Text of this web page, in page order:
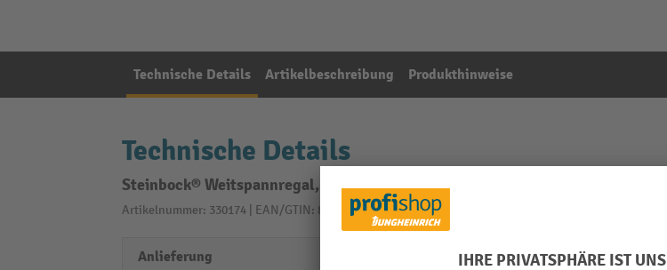
Technische Details Artikelbeschreibung Produkthinweise
Technische Details
Steinbock® Weitspannregal, Fachlast 300 kg, HxBxT 1.770 x 2.000 x 600 mm
Artikelnummer: 330174 | EAN/GTIN: 8595145601493Aus der Kategorie:
Anlieferung Höhe